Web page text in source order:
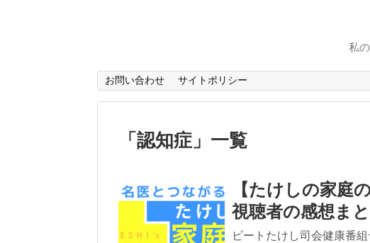
私
お問い合わせ サイトポリシー
「 認知症 」 一覧
【たけしの家庭
視聴者の感想ま
ビートたけし司会健康番